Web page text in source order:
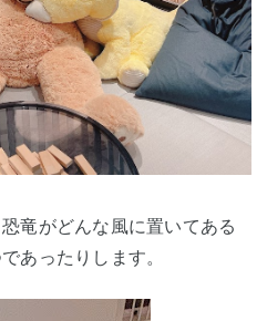
竜がどんな風に置いてある
あったりします。